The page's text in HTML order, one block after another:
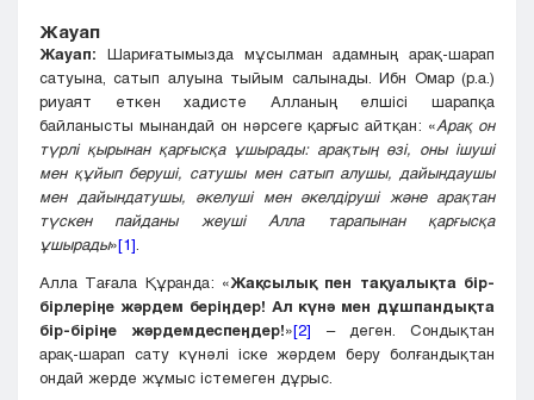
Жауап
Жауап: Шариғатымызда мұсылман адамның арақ-шарап
сатуына, сатып алуына тыйым салынады. Ибн Омар (р.а.)
риуаят еткен хадисте Алланың елшісі шарапқа
байланысты мынандай он нәрсеге қарғыс айтқан: «Арақ он
түрлі қырынан қарғысқа ұшырады: арақтың өзі, оны ішуші
мен құйып беруші, сатушы мен сатып алушы, дайындаушы
мен дайындатушы, әкелуші мен әкелдіруші және арақтан
түскен пайданы жеуші Алла тарапынан қарғысқа
ұшырады»[1]
Алла Тағала Құранда: «Жақсылық пен тақуалықта бір-
бірлеріңе жәрдем беріңдер! Ал күнә мен дұшпандықта
бір-біріңе жәрдемдеспеңдер!»[2] – деген. Сондықтан
арақ-шарап сату күнәлі іске жәрдем беру болғандықтан
ондай жерде жұмыс істемеген дұрыс.